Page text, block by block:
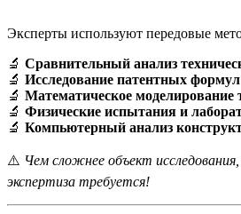
Эксперты используют передовые
🔬 Сравнительный анализ
🔬 Исследование патентных
🔬 Математическое моделирование
🔬 Физические испытания и
🔬 Компьютерный анализ
⚠️ Чем сложнее объект
экспертиза требуется!